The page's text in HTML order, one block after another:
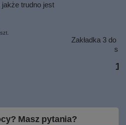
jakże trudno jest
szt.
Zakładka 3 do
się
Masz pytania?